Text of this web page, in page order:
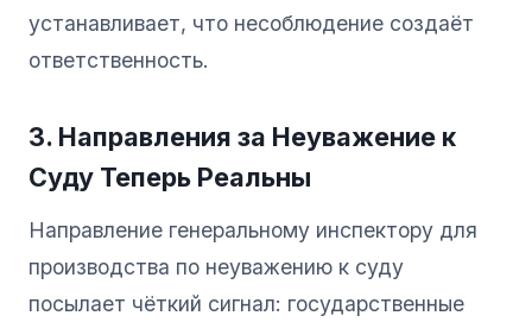
устанавливает, что несоблюдение создаёт
ответственность.
3. Направления за Неуважение к
Суду Теперь Реальны
Направление генеральному инспектору для
производства по неуважению к суду
посылает чёткий сигнал: государственные